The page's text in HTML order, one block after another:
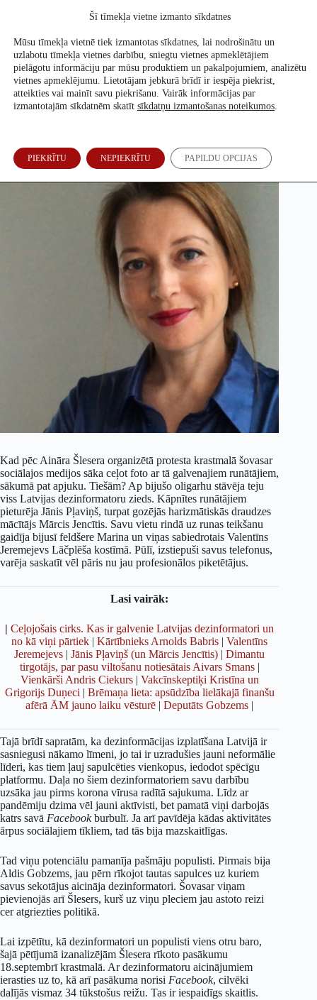
Atbalsti mūs
Dezinformatoru cirks. Kādēļ mēs šo rakstījām?
Kad pēc Aināra Šlesera organizētā protesta krastmalā šovasar
sociālajos medijos sāka ceļot foto ar tā galvenajiem runātājiem,
sākumā pat apjuku. Tiešām? Ap bijušo oligarhu stāvēja teju
viss Latvijas dezinformatoru zieds. Kāpnītes runātājiem
pieturēja Jānis Pļaviņš, turpat gozējās harizmātiskās draudzes
mācītājs Mārcis Jencītis. Savu vietu rindā uz runas teikšanu
gaidīja bijusī feldšere Marina un viņas sabiedrotais Valentīns
Jeremejevs Lāčplēša kostīmā. Pūlī, izstiepuši savus telefonus,
varēja saskatīt vēl pāris nu jau profesionālos piketētājus.
Lasi vairāk:
|Ceļojošais cirks. Kas ir galvenie Latvijas dezinformatori un
no kā viņi pārtiek |Kārtībnieks Arnolds Babris |Valentīns
Jeremejevs |Jānis Pļaviņš (un Mārcis Jencītis) |Dimantu
tirgotājs, par pasu viltošanu notiesātais Aivars Smans|
Vienkārši Andris Ciekurs| Vakcīnskeptiķi Kristīna un
Grigorijs Duņeci | Brēmaņa lieta: apsūdzība lielākajā finanšu
afērā ĀM jauno laiku vēsturē |Deputāts Gobzems |
Tajā brīdī sapratām, ka dezinformācijas izplatīšana Latvijā ir
sasniegusi nākamo līmeni, jo tai ir uzradušies jauni neformālie
līderi, kas tiem ļauj sapulcēties vienkopus, iedodot spēcīgu
platformu. Daļa no šiem dezinformatoriem savu darbību
uzsāka jau pirms korona vīrusa radītā sajukuma. Līdz ar
pandēmiju dzima vēl jauni aktīvisti, bet pamatā viņi darbojās
katrs savā Facebookburbulī. Ja arī pavīdēja kādas aktivitātes
ārpus sociālajiem tīkliem, tad tās bija mazskaitlīgas.
Tad viņu potenciālu pamanīja pašmāju populisti. Pirmais bija
Aldis Gobzems, jau pērn rīkojot tautas sapulces uz kuriem
savus sekotājus aicināja dezinformatori. Šovasar viņam
pievienojās arī Šlesers, kurš uz viņu pleciem jau astoto reizi
cer atgriezties politikā.
Lai izpētītu, kā dezinformatori un populisti viens otru baro,
šajā pētījumā izanalizējām Šlesera rīkoto pasākumu
18.septembrī krastmalā. Ar dezinformatoru aicinājumiem
ierasties uz to, kā arī pasākuma norisi Facebook, cilvēki
dalījās vismaz 34 tūkstošus reižu. Tas ir iespaidīgs skaitlis.
Šī tīmekļa vietne izmanto sīkdatnes
Mūsu tīmekļa vietnē tiek izmantotas sīkdatnes, lai nodrošinātu un
uzlabotu tīmekļa vietnes darbību, sniegtu vietnes apmeklētājiem
pielāgotu informāciju par mūsu produktiem un pakalpojumiem, analizētu
vietnes apmeklējumu. Lietotājam jebkurā brīdī ir iespēja piekrist,
atteikties vai mainīt savu piekrišanu. Vairāk informācijas par
izmantotajām sīkdatnēm skatīt sīkdatņu izmantošanas noteikumos.
PIEKRĪTU NEPIEKRĪTU PAPILDU OPCIJAS